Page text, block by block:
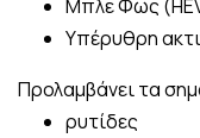
Μπλε Φως
Υπέρυθρη
Προλαμβάνει τα
ρυτίδες